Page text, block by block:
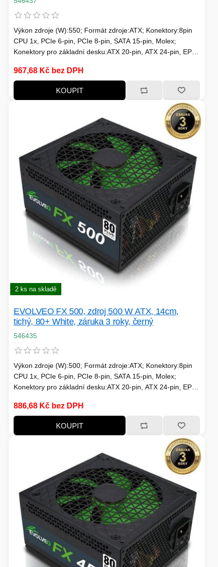
VOLNÝ ČAS
PRAČKY
OSTATNÍ TECHNIKA
Výkon zdroje (W):550; Formát zdroje:ATX; Konektory:8pin
CPU 1x, PCIe 6-pin, PCIe 8-pin, SATA 15-pin, Molex;
Konektory pro základní desku:ATX 20-pin, ATX 24-pin, EPS
967,68 Kč bez DPH
KOUPIT
2 ks na skladě
EVOLVEO FX 500, zdroj 500 W ATX, 14cm,
tichý, 80+ White, záruka 3 roky, černý
546435
Výkon zdroje (W):500; Formát zdroje:ATX; Konektory:8pin
CPU 1x, PCIe 6-pin, PCIe 8-pin, SATA 15-pin, Molex;
Konektory pro základní desku:ATX 20-pin, ATX 24-pin, EPS
886,68 Kč bez DPH
KOUPIT